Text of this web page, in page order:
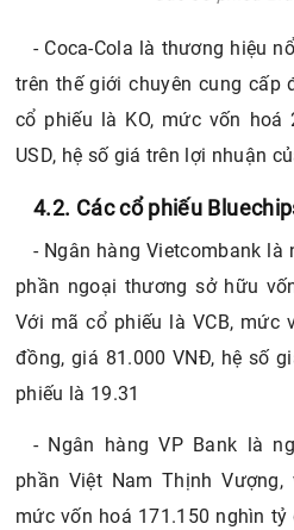
- Coca-Cola là thương hiệu
trên thế giới chuyên cung cấp
cổ phiếu là KO, mức vốn hoá
USD, hệ số giá trên lợi nhuận
4.2. Các cổ phiếu
- Ngân hàng Vietcombank
phần ngoại thương sở hữu
Với mã cổ phiếu là VCB, mức
đồng, giá 81.000 VNĐ, hệ số
phiếu là 19.31
- Ngân hàng VP Bank là
phần Việt Nam Thịnh
mức vốn hoá 171.150 nghìn